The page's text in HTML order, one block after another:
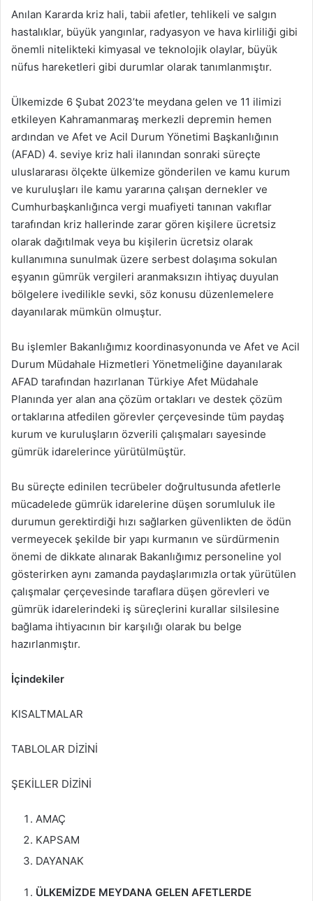
Anılan Kararda kriz hali, tabii afetler, tehlikeli ve salgın
hastalıklar, büyük yangınlar, radyasyon ve hava kirliliği gibi
önemli nitelikteki kimyasal ve teknolojik olaylar, büyük
nüfus hareketleri gibi durumlar olarak tanımlanmıştır.
Ülkemizde 6 Şubat 2023’te meydana gelen ve 11 ilimizi
etkileyen Kahramanmaraş merkezli depremin hemen
ardından ve Afet ve Acil Durum Yönetimi Başkanlığının
(AFAD) 4. seviye kriz hali ilanından sonraki süreçte
uluslararası ölçekte ülkemize gönderilen ve kamu kurum
ve kuruluşları ile kamu yararına çalışan dernekler ve
Cumhurbaşkanlığınca vergi muafiyeti tanınan vakıflar
tarafından kriz hallerinde zarar gören kişilere ücretsiz
olarak dağıtılmak veya bu kişilerin ücretsiz olarak
kullanımına sunulmak üzere serbest dolaşıma sokulan
eşyanın gümrük vergileri aranmaksızın ihtiyaç duyulan
bölgelere ivedilikle sevki, söz konusu düzenlemelere
dayanılarak mümkün olmuştur.
Bu işlemler Bakanlığımız koordinasyonunda ve Afet ve Acil
Durum Müdahale Hizmetleri Yönetmeliğine dayanılarak
AFAD tarafından hazırlanan Türkiye Afet Müdahale
Planında yer alan ana çözüm ortakları ve destek çözüm
ortaklarına atfedilen görevler çerçevesinde tüm paydaş
kurum ve kuruluşların özverili çalışmaları sayesinde
gümrük idarelerince yürütülmüştür.
Bu süreçte edinilen tecrübeler doğrultusunda afetlerle
mücadelede gümrük idarelerine düşen sorumluluk ile
durumun gerektirdiği hızı sağlarken güvenlikten de ödün
vermeyecek şekilde bir yapı kurmanın ve sürdürmenin
önemi de dikkate alınarak Bakanlığımız personeline yol
gösterirken aynı zamanda paydaşlarımızla ortak yürütülen
çalışmalar çerçevesinde taraflara düşen görevleri ve
gümrük idarelerindeki iş süreçlerini kurallar silsilesine
bağlama ihtiyacının bir karşılığı olarak bu belge
hazırlanmıştır.
İçindekiler
KISALTMALAR
TABLOLAR DİZİNİ
ŞEKİLLER DİZİNİ
AMAÇ
KAPSAM
DAYANAK
ÜLKEMİZDE MEYDANA GELEN AFETLERDE